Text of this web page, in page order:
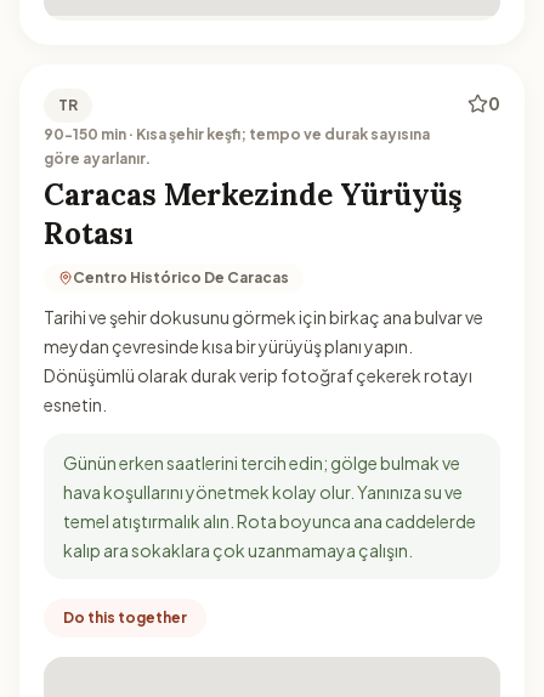
TR
90-150 min · Kısa şehir keşfi; tempo ve durak sayısına
göre ayarlanır.
0
Caracas Merkezinde Yürüyüş
Rotası
Centro Histórico De Caracas
Tarihi ve şehir dokusunu görmek için birkaç ana bulvar ve
meydan çevresinde kısa bir yürüyüş planı yapın.
Dönüşümlü olarak durak verip fotoğraf çekerek rotayı
esnetin.
Günün erken saatlerini tercih edin; gölge bulmak ve
hava koşullarını yönetmek kolay olur. Yanınıza su ve
temel atıştırmalık alın. Rota boyunca ana caddelerde
kalıp ara sokaklara çok uzanmamaya çalışın.
Do this together